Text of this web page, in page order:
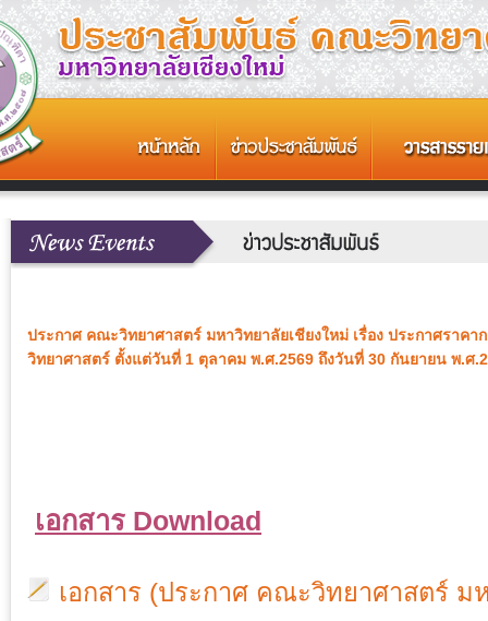
ประกาศ คณะวิทยาศาสตร์ มหาวิทยาลัยเชียงใหม่ เรื่อง ประกาศราค
วิทยาศาสตร์ ตั้งแต่วันที่ 1 ตุลาคม พ.ศ.2569 ถึงวันที่ 30 กันยายน พ.ศ
เอกสาร Download
เอกสาร (ประกาศ คณะวิทยาศาสตร์ ม